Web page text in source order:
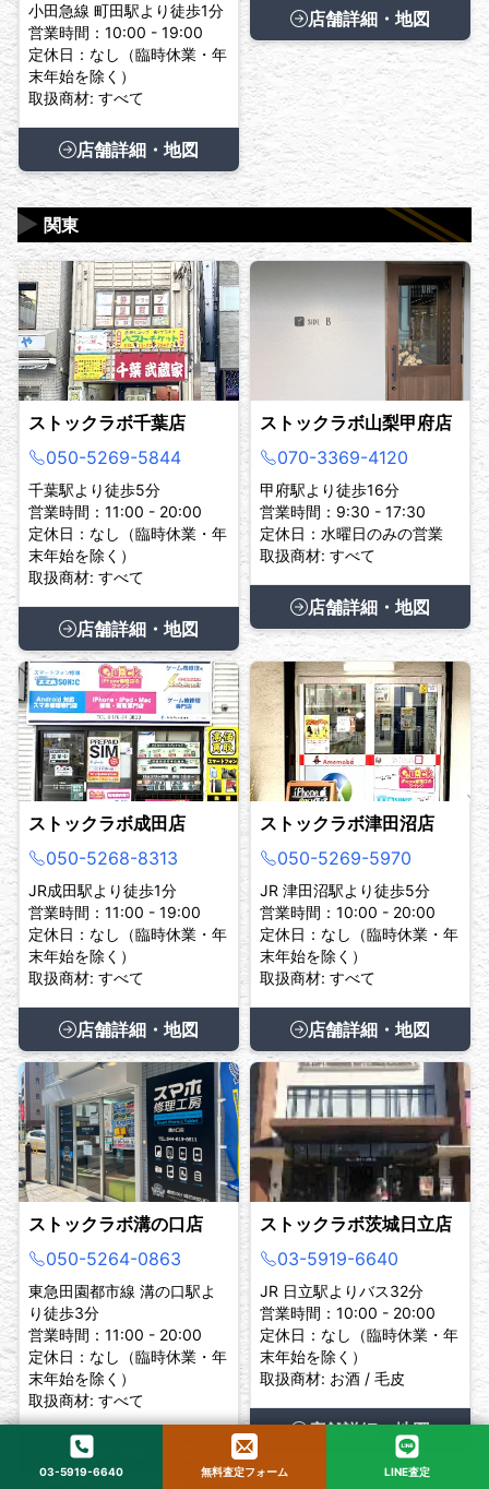
小田急線 町田駅より徒歩1分
営業時間：10:00 - 19:00
定休日：なし（臨時休業・年
末年始を除く）
取扱商材: すべて
店舗詳細・地図
店舗詳細・地図
関東
▶
ストックラボ千葉店
050-5269-5844
千葉駅より徒歩5分
営業時間：11:00 - 20:00
定休日：なし（臨時休業・年
末年始を除く）
取扱商材: すべて
店舗詳細・地図
ストックラボ山梨甲府店
070-3369-4120
甲府駅より徒歩16分
営業時間：9:30 - 17:30
定休日：水曜日のみの営業
取扱商材: すべて
店舗詳細・地図
ストックラボ成田店
050-5268-8313
JR成田駅より徒歩1分
営業時間：11:00 - 19:00
定休日：なし（臨時休業・年
末年始を除く）
取扱商材: すべて
店舗詳細・地図
ストックラボ津田沼店
050-5269-5970
JR 津田沼駅より徒歩5分
営業時間：10:00 - 20:00
定休日：なし（臨時休業・年
末年始を除く）
取扱商材: すべて
店舗詳細・地図
ストックラボ溝の口店
050-5264-0863
東急田園都市線 溝の口駅よ
り徒歩3分
営業時間：11:00 - 20:00
定休日：なし（臨時休業・年
末年始を除く）
取扱商材: すべて
店舗詳細・地図
ストックラボ茨城日立店
03-5919-6640
JR 日立駅よりバス32分
営業時間：10:00 - 20:00
定休日：なし（臨時休業・年
末年始を除く）
取扱商材: お酒 / 毛皮
店舗詳細・地図
03-5919-6640 無料査定フォーム LINE査定